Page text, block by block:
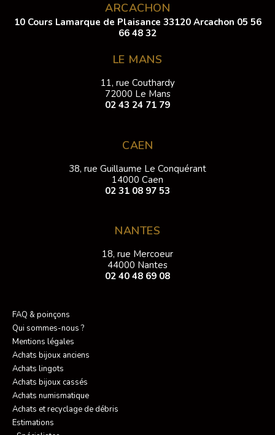
ARCACHON
10 Cours Lamarque de Plaisance 33120 Arcachon 05 56
66 48 32
LE MANS
11, rue Couthardy
72000 Le Mans
02 43 24 71 79
CAEN
38, rue Guillaume Le Conquérant
14000 Caen
02 31 08 97 53
NANTES
18, rue Mercoeur
44000 Nantes
02 40 48 69 08
FAQ & poinçons
Qui sommes-nous ?
Mentions légales
Achats bijoux anciens
Achats lingots
Achats bijoux cassés
Achats numismatique
Achats et recyclage de débris
Estimations